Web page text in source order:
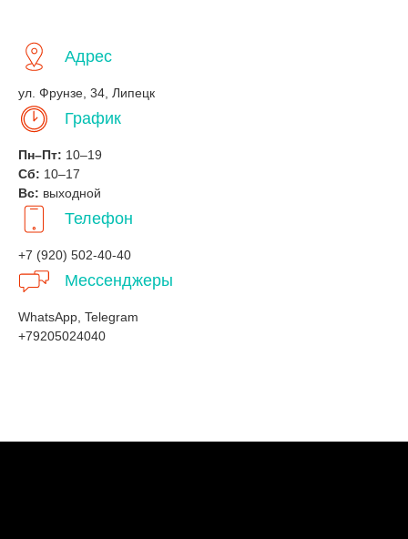
Адрес
ул. Фрунзе, 34, Липецк
График
Пн–Пт: 10–19
Сб: 10–17
Вс: выходной
Телефон
+7 (920) 502-40-40
Мессенджеры
WhatsApp, Telegram
+79205024040